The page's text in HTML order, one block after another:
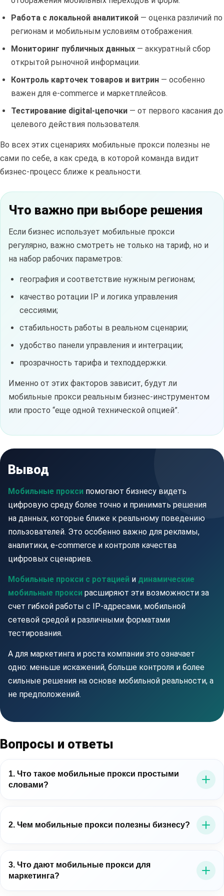
Работа с локальной аналитикой — оценка различий по
регионам и мобильным условиям отображения.
Мониторинг публичных данных — аккуратный сбор
открытой рыночной информации.
Контроль карточек товаров и витрин — особенно
важен для e-commerce и маркетплейсов.
Тестирование digital-цепочки — от первого касания до
целевого действия пользователя.
Во всех этих сценариях мобильные прокси полезны не
сами по себе, а как среда, в которой команда видит
бизнес-процесс ближе к реальности.
Что важно при выборе решения
Если бизнес использует мобильные прокси
регулярно, важно смотреть не только на тариф, но и
на набор рабочих параметров:
география и соответствие нужным регионам;
качество ротации IP и логика управления
сессиями;
стабильность работы в реальном сценарии;
удобство панели управления и интеграции;
прозрачность тарифа и техподдержки.
Именно от этих факторов зависит, будут ли
мобильные прокси реальным бизнес-инструментом
или просто “еще одной технической опцией”.
Вывод
Мобильные прокси помогают бизнесу видеть
цифровую среду более точно и принимать решения
на данных, которые ближе к реальному поведению
пользователей. Это особенно важно для рекламы,
аналитики, e-commerce и контроля качества
цифровых сценариев.
Мобильные прокси с ротацией и динамические
мобильные прокси расширяют эти возможности за
счет гибкой работы с IP-адресами, мобильной
сетевой средой и различными форматами
тестирования.
А для маркетинга и роста компании это означает
одно: меньше искажений, больше контроля и более
сильные решения на основе мобильной реальности, а
не предположений.
Вопросы и ответы
1. Что такое мобильные прокси простыми
словами?
мобильные IP-адреса операторов связи. Для бизнеса
это важно потому, что позволяет работать в среде,
2. Чем мобильные прокси полезны бизнесу?
проверять цифровые процессы: рекламу, лендинги,
мобильные сценарии, витрины, публичные данные и
3. Что дают мобильные прокси для
маркетинга?